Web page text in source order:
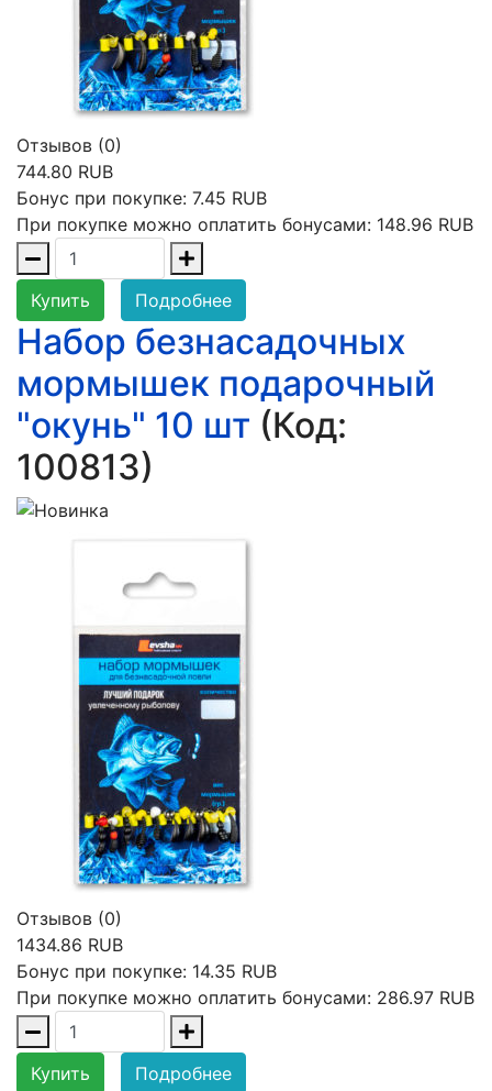
Отзывов (0)
744.80 RUB
Бонус при покупке: 7.45 RUB
При покупке можно оплатить бонусами: 148.96 RUB
Купить Подробнее
Набор безнасадочных
мормышек подарочный
"окунь" 10 шт (Код:
100813)
Отзывов (0)
1434.86 RUB
Бонус при покупке: 14.35 RUB
При покупке можно оплатить бонусами: 286.97 RUB
Купить Подробнее